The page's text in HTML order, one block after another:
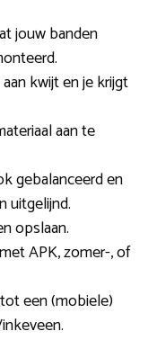
jouw banden
kwijt en je krijgt
aan te
gebalanceerd en
uitgelijnd.
opslaan.
APK, zomer-, of
een (mobiele)